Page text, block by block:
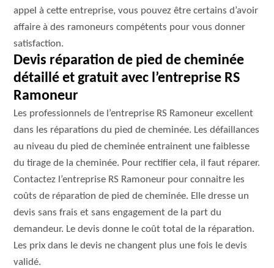
appel à cette entreprise, vous pouvez être certains d’avoir
affaire à des ramoneurs compétents pour vous donner
satisfaction.
Devis réparation de pied de cheminée
détaillé et gratuit avec l’entreprise RS
Ramoneur
Les professionnels de l’entreprise RS Ramoneur excellent
dans les réparations du pied de cheminée. Les défaillances
au niveau du pied de cheminée entrainent une faiblesse
du tirage de la cheminée. Pour rectifier cela, il faut réparer.
Contactez l’entreprise RS Ramoneur pour connaitre les
coûts de réparation de pied de cheminée. Elle dresse un
devis sans frais et sans engagement de la part du
demandeur. Le devis donne le coût total de la réparation.
Les prix dans le devis ne changent plus une fois le devis
validé.